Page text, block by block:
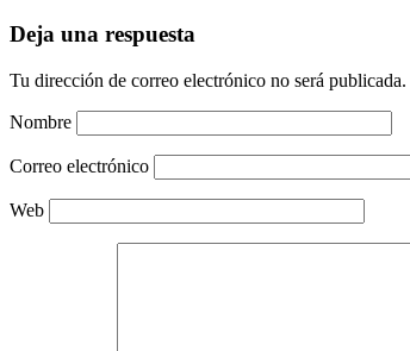
Deja una respuesta
Tu dirección de correo electrónico no será publicada.
Nombre
Correo electrónico
Web